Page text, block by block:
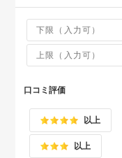
口コミ評価
以上
以上